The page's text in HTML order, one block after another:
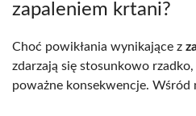
zapaleniem krtani?
Choć powikłania wynikające z
zdarzają się stosunkowo rzadko,
poważne konsekwencje. Wśród